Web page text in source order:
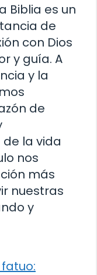
Biblia es un
de
con Dios
y guía. A
y la
de
la vida
nos
más
nuestras
y